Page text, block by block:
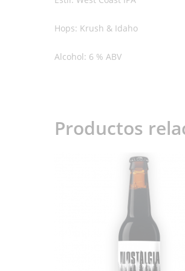
Hops: Krush & Idaho
Alcohol: 6 % ABV
Productos